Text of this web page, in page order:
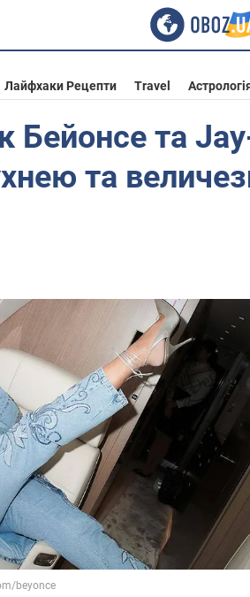
Лайфхаки Рецепти Travel
Бейонсе та
та
beyonce